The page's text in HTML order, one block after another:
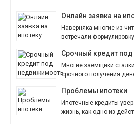
Онлайн заявка на
Наверняка многие из
встречали
Срочный кредит
Многие заемщики
срочного получения
Проблемы ипотеки
Ипотечные кредиты
жизнь, как одно из